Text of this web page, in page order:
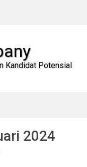
Kandidat Potensial
2024